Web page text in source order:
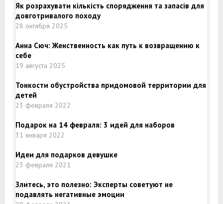
Як розрахувати кількість спорядження та запасів для
довготривалого походу
28 октября 2025
Анна Сюч: Женственность как путь к возвращению к
себе
19 августа 2025
Тонкости обустройства придомовой территории для
детей
23 февраля 2022
Подарок на 14 февраля: 3 идей для наборов
31 января 2022
Идеи для подарков девушке
23 февраля 2021
Злитесь, это полезно: Эксперты советуют не
подавлять негативные эмоции